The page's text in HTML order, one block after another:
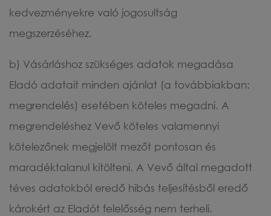
kedvezményekre való jogosultság
megszerzéséhez.
b) Vásárláshoz szükséges adatok megadása
Eladó adatait minden ajánlat (a továbbiakban:
megrendelés) esetében köteles megadni. A
megrendeléshez Vevő köteles valamennyi
kötelezőnek megjelölt mezőt pontosan és
maradéktalanul kitölteni. A Vevő által megadott
téves adatokból eredő hibás teljesítésből eredő
károkért az Eladót felelősség nem terheli.